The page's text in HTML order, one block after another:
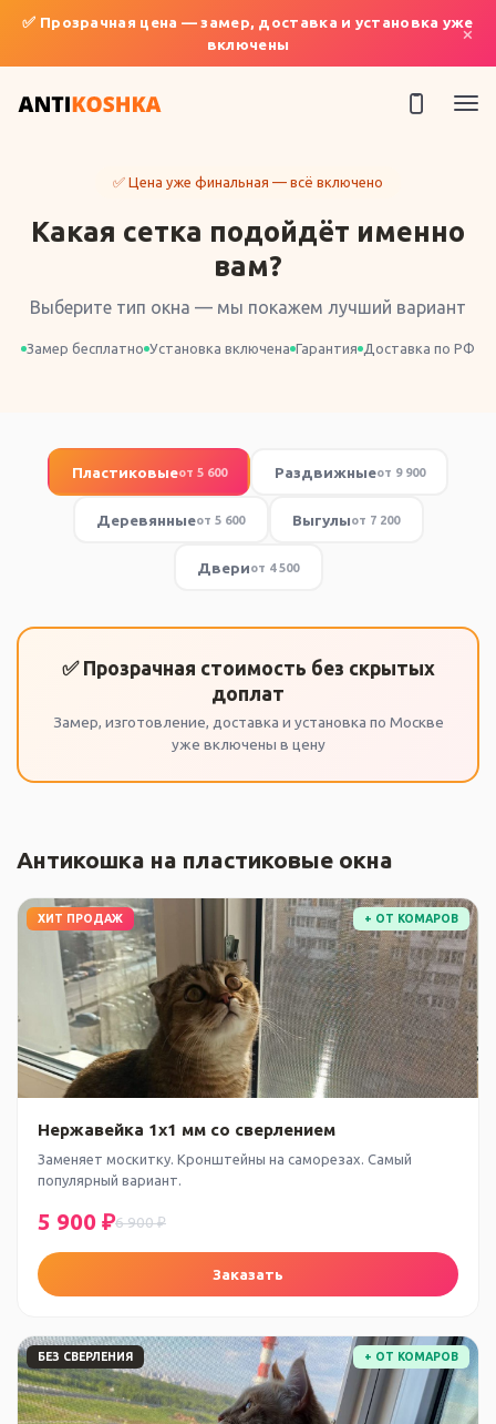
✅ Прозрачная цена — замер, доставка и установка уже
включены
×
✅ Цена уже финальная — всё включено
Какая сетка подойдёт именно
вам?
Выберите тип окна — мы покажем лучший вариант
Замер бесплатно Установка включена Гарантия Доставка по РФ
Пластиковыеот 5 600 Раздвижныеот 9 900
Деревянныеот 5 600 Выгулыот 7 200
Двериот 4 500
✅ Прозрачная стоимость без скрытых
доплат
Замер, изготовление, доставка и установка по Москве
уже включены в цену
Антикошка на пластиковые окна
ХИТ ПРОДАЖ + ОТ КОМАРОВ
Нержавейка 1x1 мм со сверлением
Заменяет москитку. Кронштейны на саморезах. Самый
популярный вариант.
5 900 ₽6 900 ₽
Заказать
БЕЗ СВЕРЛЕНИЯ + ОТ КОМАРОВ